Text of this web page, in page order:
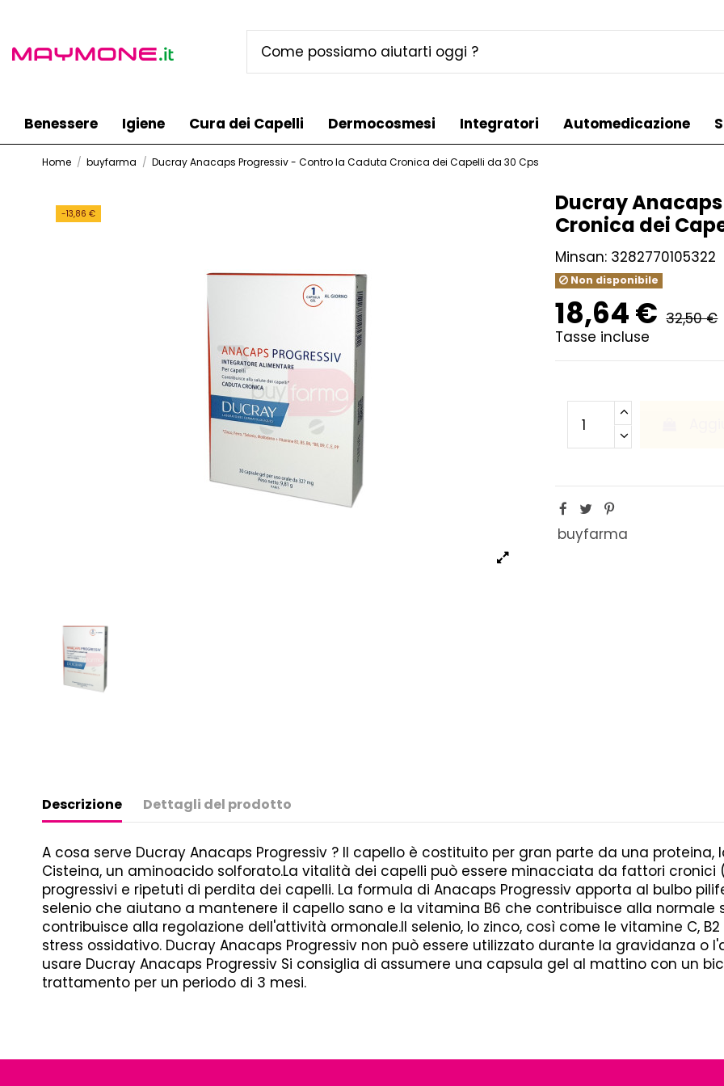
Benessere Igiene Cura dei Capelli Dermocosmesi Integratori Automedicazione
Home buyfarma Ducray Anacaps Progressiv - Contro la Caduta Cronica dei Capelli da 30 Cps
-13,86 €
Ducray
Cronica dei
Minsan: 3282770105322
Non disponibile
18,64 € 32,50 €
Tasse incluse
buyfarma
Descrizione Dettagli del prodotto
A cosa serve Ducray Anacaps Progressiv ? Il capello è costituito per gran parte da una
Cisteina, un aminoacido solforato.La vitalità dei capelli può essere minacciata da fattori
progressivi e ripetuti di perdita dei capelli. La formula di Anacaps Progressiv apporta al bulbo
selenio che aiutano a mantenere il capello sano e la vitamina B6 che contribuisce alla normale
contribuisce alla regolazione dell'attività ormonale.Il selenio, lo zinco, così come le vitamine C,
stress ossidativo. Ducray Anacaps Progressiv non può essere utilizzato durante la gravidanza o
usare Ducray Anacaps Progressiv Si consiglia di assumere una capsula gel al mattino con un
trattamento per un periodo di 3 mesi.